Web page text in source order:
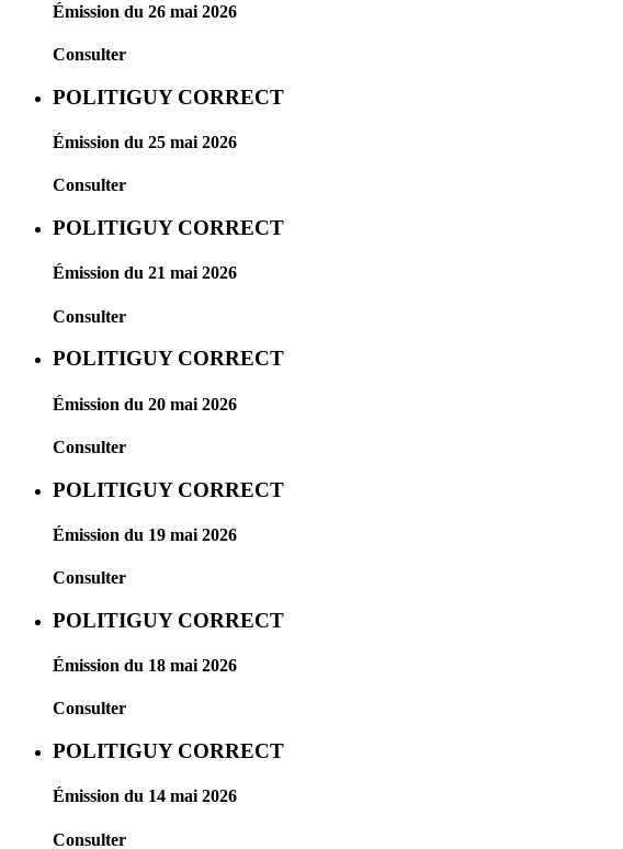
Émission du 26 mai 2026
Consulter
POLITIGUY CORRECT
Émission du 25 mai 2026
Consulter
POLITIGUY CORRECT
Émission du 21 mai 2026
Consulter
POLITIGUY CORRECT
Émission du 20 mai 2026
Consulter
POLITIGUY CORRECT
Émission du 19 mai 2026
Consulter
POLITIGUY CORRECT
Émission du 18 mai 2026
Consulter
POLITIGUY CORRECT
Émission du 14 mai 2026
Consulter